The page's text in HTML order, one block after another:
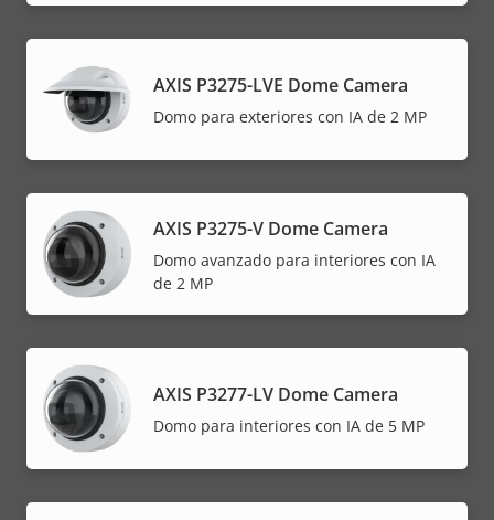
AXIS P3275-LVE Dome Camera
Domo para exteriores con IA de 2 MP
AXIS P3275-V Dome Camera
Domo avanzado para interiores con IA
de 2 MP
AXIS P3277-LV Dome Camera
Domo para interiores con IA de 5 MP